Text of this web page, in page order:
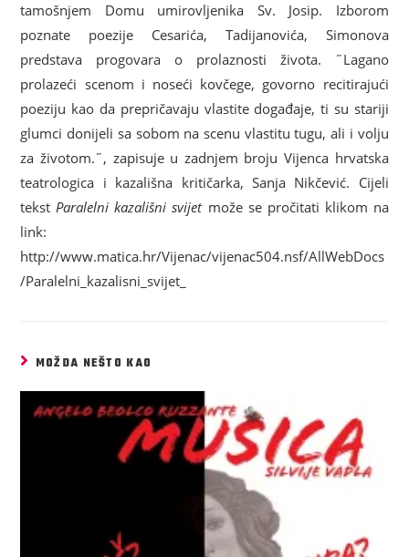
tamošnjem Domu umirovljenika Sv. Josip. Izborom
poznate poezije Cesarića, Tadijanovića, Simonova
predstava progovara o prolaznosti života. ˝Lagano
prolazeći scenom i noseći kovčege, govorno recitirajući
poeziju kao da prepričavaju vlastite događaje, ti su stariji
glumci donijeli sa sobom na scenu vlastitu tugu, ali i volju
za životom.˝, zapisuje u zadnjem broju Vijenca hrvatska
teatrologica i kazališna kritičarka, Sanja Nikčević. Cijeli
tekstParalelni kazališni svijetmože se pročitati klikom na
link:
http://www.matica.hr/Vijenac/vijenac504.nsf/AllWebDocs
/Paralelni_kazalisni_svijet_
MOŽDA NEŠTO KAO